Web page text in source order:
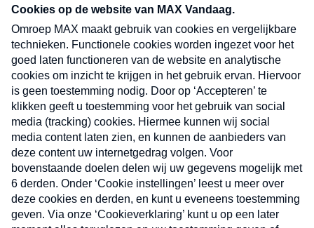
nieuwsbrief. Elke vrijdag- en dinsdagochtend in
uw mailbox.
Verzend
Nieuwsbrief
Neem hier een gratis abonnement op onze